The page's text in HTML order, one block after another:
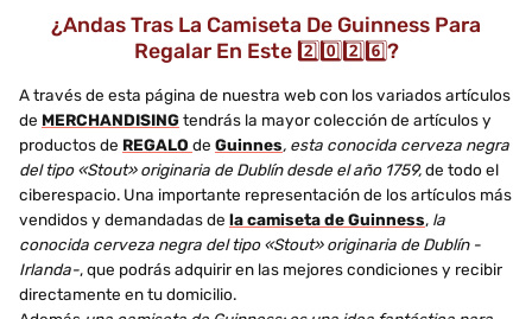
¿Andas Tras La Camiseta De Guinness Para
Regalar En Este 2️⃣0️⃣2️⃣6️⃣?
A través de esta página de nuestra web con los variados artículos
de MERCHANDISINGtendrás la mayor colección de artículos y
productos de REGALO de Guinnes, esta conocida cerveza negra
del tipo «Stout» originaria de Dublín desde el año 1759,de todo el
ciberespacio. Una importante representación de los artículos más
vendidos y demandadas de la camiseta de Guinness, la
conocida cerveza negra del tipo «Stout» originaria de Dublín -
Irlanda-, que podrás adquirir en las mejores condiciones y recibir
directamente en tu domicilio.